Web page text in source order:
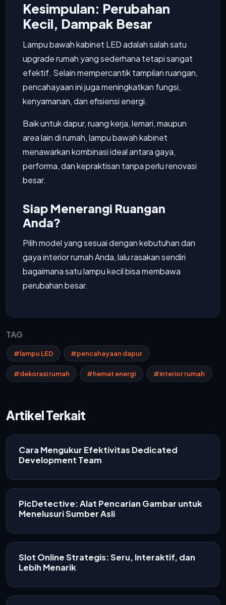
Kesimpulan: Perubahan
Kecil, Dampak Besar
Lampu bawah kabinet LED adalah salah satu
upgrade rumah yang sederhana tetapi sangat
efektif. Selain mempercantik tampilan ruangan,
pencahayaan ini juga meningkatkan fungsi,
kenyamanan, dan efisiensi energi.
Baik untuk dapur, ruang kerja, lemari, maupun
area lain di rumah, lampu bawah kabinet
menawarkan kombinasi ideal antara gaya,
performa, dan kepraktisan tanpa perlu renovasi
besar.
Siap Menerangi Ruangan
Anda?
Pilih model yang sesuai dengan kebutuhan dan
gaya interior rumah Anda, lalu rasakan sendiri
bagaimana satu lampu kecil bisa membawa
perubahan besar.
TAG
#lampu LED #pencahayaan dapur
#dekorasi rumah #hemat energi #interior rumah
Artikel Terkait
Cara Mengukur Efektivitas Dedicated
Development Team
PicDetective: Alat Pencarian Gambar untuk
Menelusuri Sumber Asli
Slot Online Strategis: Seru, Interaktif, dan
Lebih Menarik